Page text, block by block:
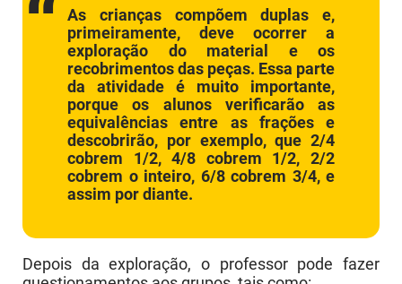
As crianças compõem duplas e,
primeiramente, deve ocorrer a
exploração do material e os
recobrimentos das peças. Essa parte
da atividade é muito importante,
porque os alunos verificarão as
equivalências entre as frações e
descobrirão, por exemplo, que 2/4
cobrem 1/2, 4/8 cobrem 1/2, 2/2
cobrem o inteiro, 6/8 cobrem 3/4, e
assim por diante.
Depois da exploração, o professor pode fazer